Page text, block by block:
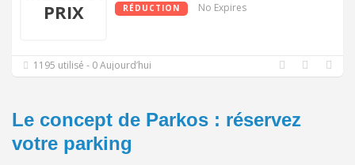
PRIX
RÉDUCTION No Expires
1195 utilisé - 0 Aujourd’hui
Le concept de Parkos : réservez
votre parking